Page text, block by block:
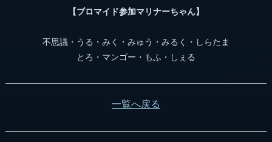
【ブロマイド参加マリナーちゃん】
不思議・うる・みく・みゅう・みるく・しらたま
とろ・マンゴー・もふ・しぇる
一覧へ戻る